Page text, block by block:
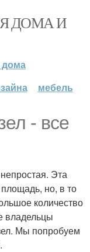
ДОМА И
дома
мебель
- все
Эта
но, в то
количество
владельцы
Мы попробуем